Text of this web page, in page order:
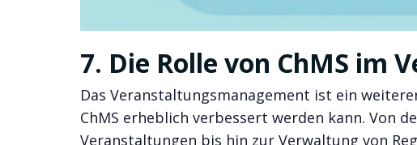
7. Die Rolle von ChMS im
Das Veranstaltungsmanagement ist ein
ChMS erheblich verbessert werden kann. Von
Veranstaltungen bis hin zur Verwaltung von